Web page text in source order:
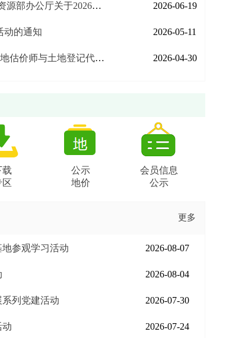
于推动行业协会商会深化改革的意见
价师职业资格全国统一考试有关事项的通知 2026-06-19
动的通知 2026-05-11
行为实施意见（试行）（草拟稿）>意见的函》的通知 2026-04-30
载
区
公示
地价
会员信息
公示
更多
参观学习活动 2026-08-07
2026-08-04
列党建活动 2026-07-30
动 2026-07-24